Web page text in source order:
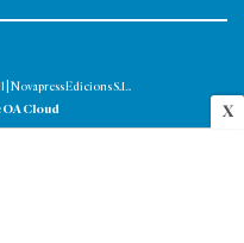
X
Novapress Edicions S.L.
OA Cloud